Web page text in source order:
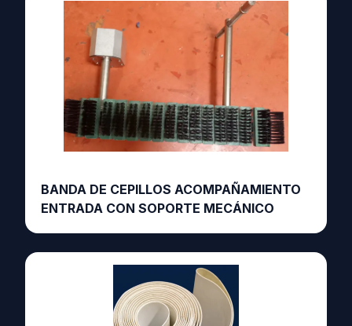
BANDA DE CEPILLOS ACOMPAÑAMIENTO
ENTRADA CON SOPORTE MECÁNICO